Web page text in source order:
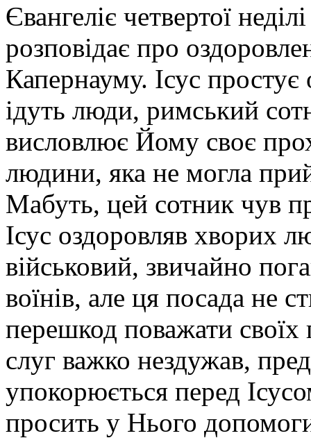
Євангеліє четвертої
розповідає про
Капернауму. Ісус
ідуть люди, римський
висловлює Йому своє
людини, яка не могла
Мабуть, цей сотник чув
Ісус оздоровляв хворих
військовий, звичайно
воїнів, але ця посада не
перешкод поважати
слуг важко нездужав,
упокорюється перед
просить у Нього